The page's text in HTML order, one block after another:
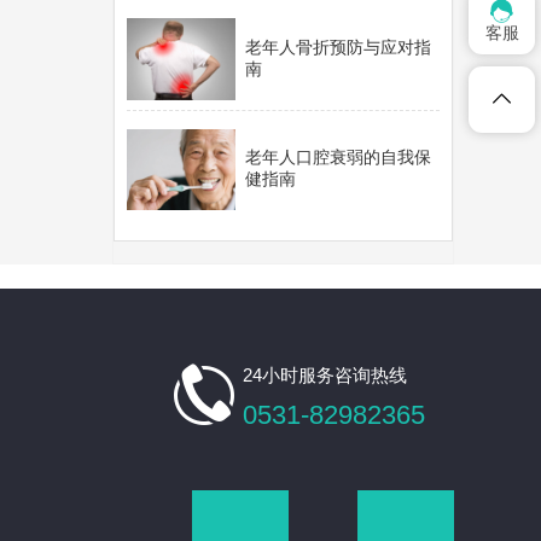
老年人骨折预防与应对指
南
老年人口腔衰弱的自我保
健指南
 24小时服务咨询热线
0531-82982365

客服